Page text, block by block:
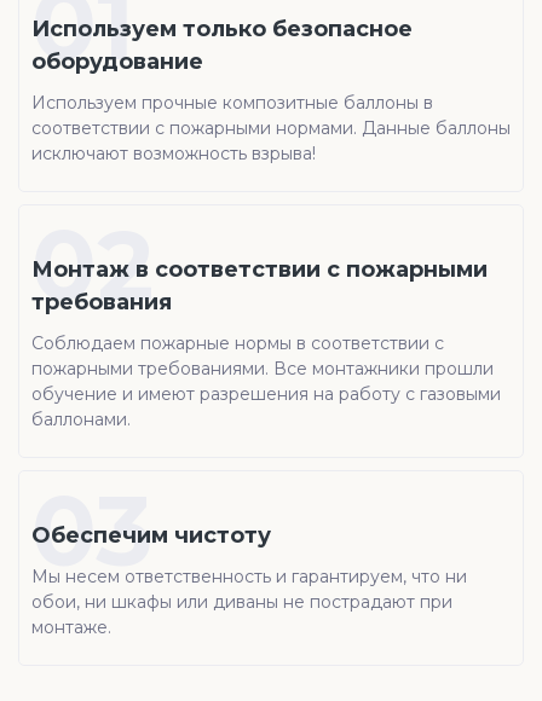
Используем только безопасное
оборудование
Используем прочные композитные баллоны в
соответствии с пожарными нормами. Данные баллоны
исключают возможность взрыва!
01
Монтаж в соответствии с пожарными
требования
Соблюдаем пожарные нормы в соответствии с
пожарными требованиями. Все монтажники прошли
обучение и имеют разрешения на работу с газовыми
баллонами.
02
Обеспечим чистоту
Мы несем ответственность и гарантируем, что ни
обои, ни шкафы или диваны не пострадают при
монтаже.
03